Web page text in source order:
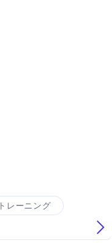
トレーニング